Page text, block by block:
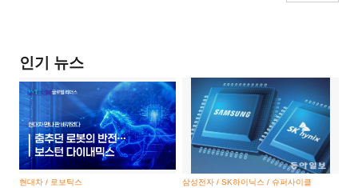
인기 뉴스
현대차 / 로보틱스 삼성전자 / SK하이닉스 / 슈퍼사이클